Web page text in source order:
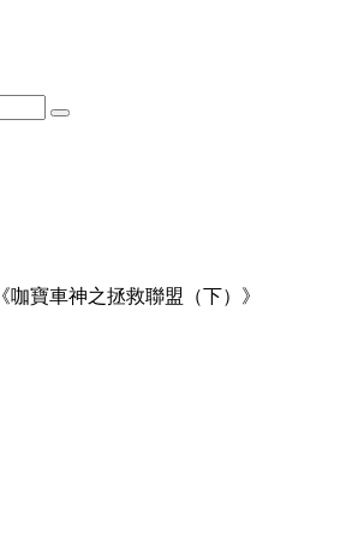
《咖寶車神之拯救聯盟（下）》